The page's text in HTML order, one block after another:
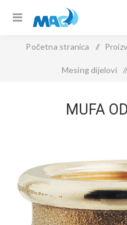
Početna stranica /
Mesing dijelovi /
MUFA